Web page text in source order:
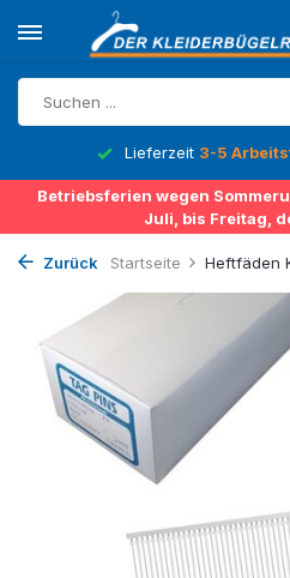
Lieferzeit 3-5
Betriebsferien wegen
Juli, bis Freitag,
Zurück Startseite Heftfäden